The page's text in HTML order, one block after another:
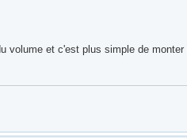
et c'est plus simple de